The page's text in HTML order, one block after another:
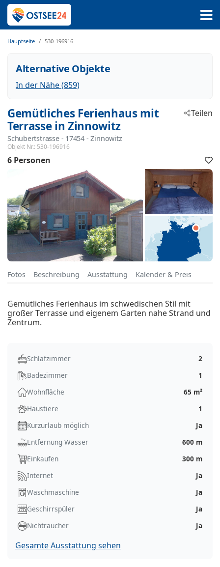
Hauptseite 530-196916
Alternative Objekte
In der Nähe (859)
Gemütliches Ferienhaus mit
Terrasse in Zinnowitz
Schubertstrasse - 17454 - Zinnowitz
Objekt Nr.: 530-196916
Teilen
6 Personen
Fotos Beschreibung Ausstattung Kalender & Preis
Gemütliches Ferienhaus im schwedischen Stil mit
großer Terrasse und eigenem Garten nahe Strand und
Zentrum.
Schlafzimmer
2
Badezimmer
1
Wohnfläche
65 m²
Haustiere
1
Kurzurlaub möglich
Ja
Entfernung Wasser
600 m
Einkaufen
300 m
Internet
Ja
Waschmaschine
Ja
Geschirrspüler
Ja
Nichtraucher
Ja
Gesamte Ausstattung sehen